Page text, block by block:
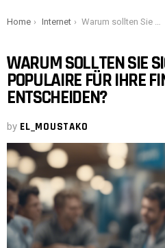
You are here:
Home Internet Warum sollten Sie sich für die Banque Populaire für Ihre Finanzbedürfnisse entscheiden?
WARUM SOLLTEN SIE
POPULAIRE FÜR IHRE
ENTSCHEIDEN?
by EL_MOUSTAKO